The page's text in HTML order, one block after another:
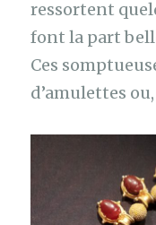
ressortent
font la part
Ces
d’amulettes